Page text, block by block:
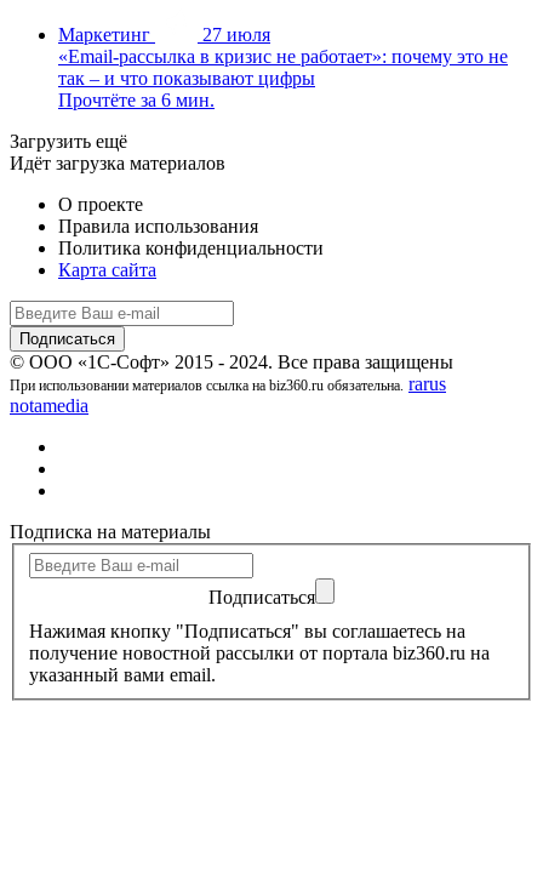
Маркетинг
27 июля
«Email-рассылка в кризис не работает»: почему это не
так – и что показывают цифры
Прочтёте за 6 мин.
Загрузить ещё
Идёт загрузка материалов
О проекте
Правила использования
Политика конфиденциальности
Карта сайта
© ООО «1С-Софт» 2015 - 2024. Все права защищены
При использовании материалов ссылка на biz360.ru обязательна. rarus
notamedia
Подписка на материалы
Подписаться
Нажимая кнопку "Подписаться" вы соглашаетесь на
получение новостной рассылки от портала biz360.ru на
указанный вами email.